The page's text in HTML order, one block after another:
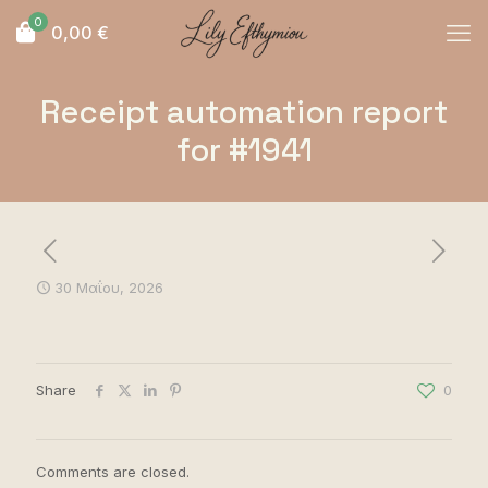
0 0,00 €
Receipt automation report
for #1941
30 Μαΐου, 2026
Share 0
Comments are closed.